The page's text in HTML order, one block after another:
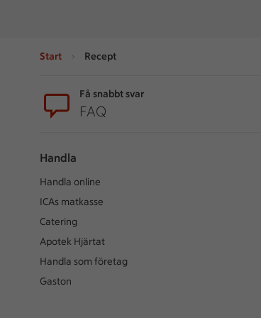
Start Recept
Få snabbt svar
FAQ
Handla
Handla online
ICAs matkasse
Catering
Apotek Hjärtat
Handla som företag
Gaston